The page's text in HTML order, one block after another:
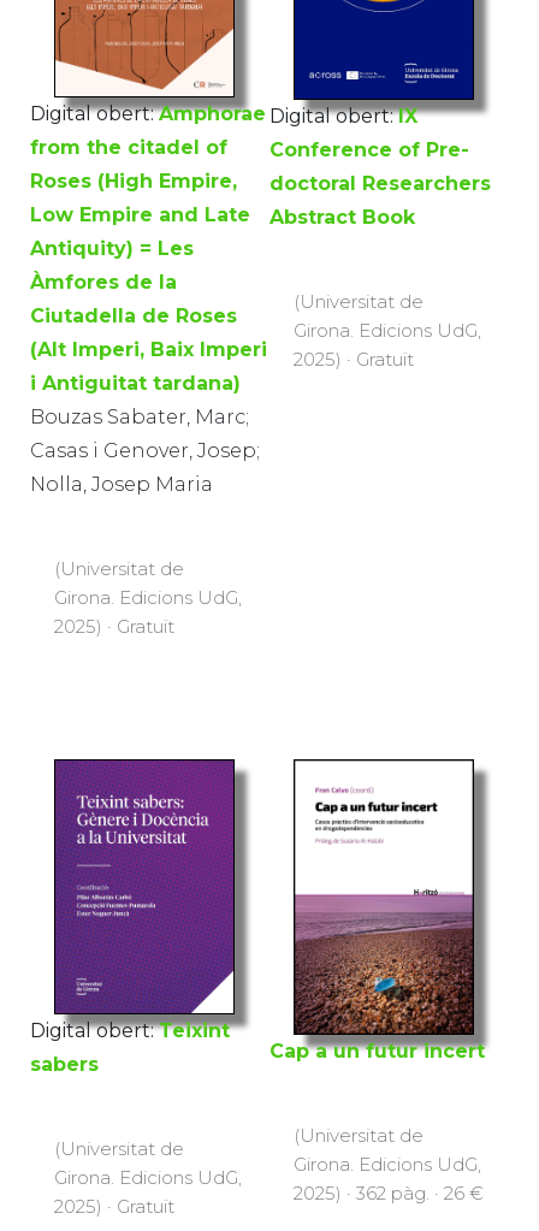
Digital obert: Amphorae
from the citadel of
Roses (High Empire,
Low Empire and Late
Antiquity) = Les
Àmfores de la
Ciutadella de Roses
(Alt Imperi, Baix Imperi
i Antiguitat tardana)
Bouzas Sabater, Marc;
Casas i Genover, Josep;
Nolla, Josep Maria
(Universitat de
Girona. Edicions UdG,
2025) · Gratuït
Digital obert: IX
Conference of Pre-
doctoral Researchers
Abstract Book
(Universitat de
Girona. Edicions UdG,
2025) · Gratuït
Digital obert: Teixint
sabers
(Universitat de
Girona. Edicions UdG,
2025) · Gratuït
Cap a un futur incert
(Universitat de
Girona. Edicions UdG,
2025) · 362 pàg. · 26 €